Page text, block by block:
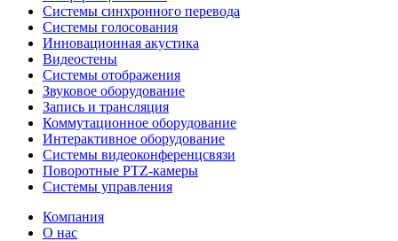
Системы синхронного перевода
Системы голосования
Инновационная акустика
Видеостены
Системы отображения
Звуковое оборудование
Запись и трансляция
Коммутационное оборудование
Интерактивное оборудование
Системы видеоконференцсвязи
Поворотные PTZ-камеры
Системы управления
Компания
О нас